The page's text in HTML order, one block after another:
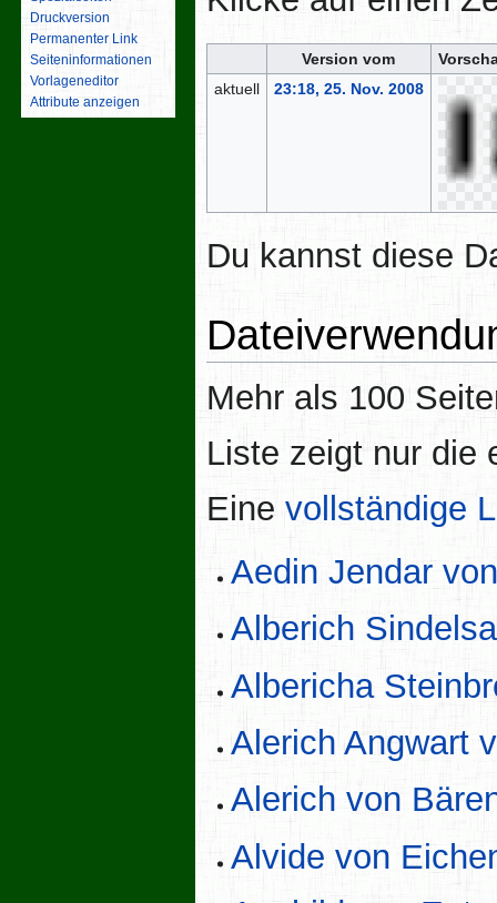
Version vom
aktuell
23:18, 25. Nov. 2008
Du kannst diese
Mehr als 100
Liste zeigt nur die
Eine vollständige
Aedin Jendar
Alberich
Albericha
Alerich Angwart
Alerich von
Alvide von
Druckversion
Permanenter Link
Seiten­­informationen
Vorlageneditor
Attribute anzeigen